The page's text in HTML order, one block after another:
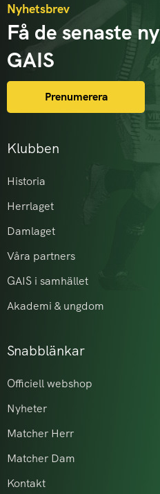
Klubben
Historia
Herrlaget
Damlaget
Våra partners
GAIS i samhället
Akademi & ungdom
Snabblänkar
Officiell webshop
Nyheter
Matcher Herr
Matcher Dam
Kontakt
Nyhetsbrev
Få de senaste
GAIS
Prenumerera